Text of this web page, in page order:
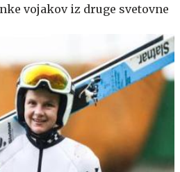
vojakov iz druge svetovne